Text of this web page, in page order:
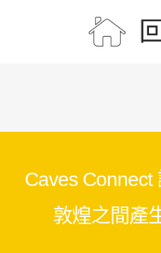
Caves Connect
敦煌之間產